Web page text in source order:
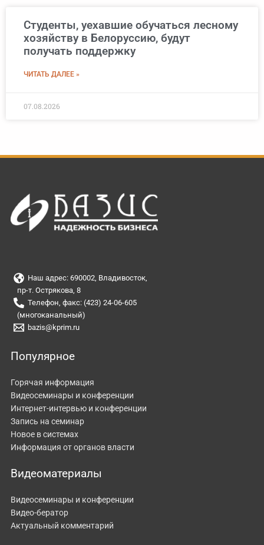
Студенты, уехавшие обучаться лесному
хозяйству в Белоруссию, будут
получать поддержку
ЧИТАТЬ ДАЛЕЕ »
07.08.2026
Наш адрес: 690002, Владивосток,
пр-т. Острякова, 8
Телефон, факс: (423) 24-06-605
(многоканальный)
bazis@kprim.ru
Популярное
Горячая информация
Видеосеминары и конференции
Интернет-интервью и конференции
Запись на семинар
Новое в системах
Информация от органов власти
Видеоматериалы
Видеосеминары и конференции
Видео-бератор
Актуальный комментарий